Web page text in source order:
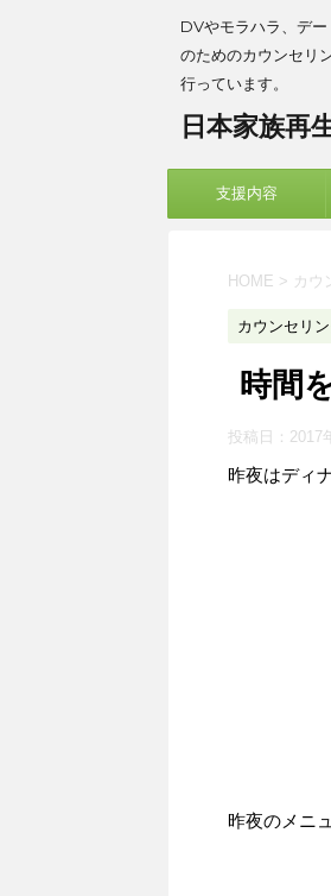
DVやモラハラ、デ
のためのカウンセリ
行っています。
日本家族再
支援内容
HOME > カウ
カウンセリ
時間
投稿日： 2017
昨夜はディ
昨夜のメニ